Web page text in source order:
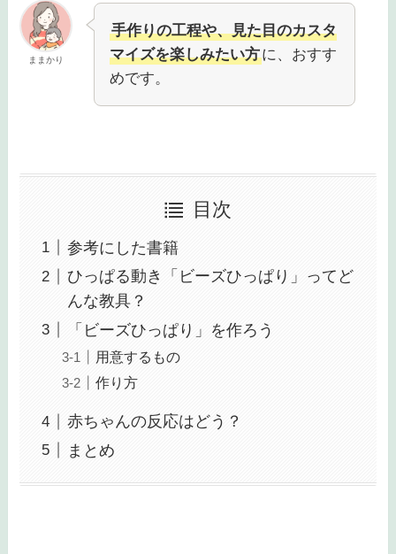
ままかり
手作りの工程や、見た目のカスタ
マイズを楽しみたい方に、おすす
めです。
目次
参考にした書籍
ひっぱる動き「ビーズひっぱり」ってど
んな教具？
「ビーズひっぱり」を作ろう
用意するもの
作り方
赤ちゃんの反応はどう？
まとめ